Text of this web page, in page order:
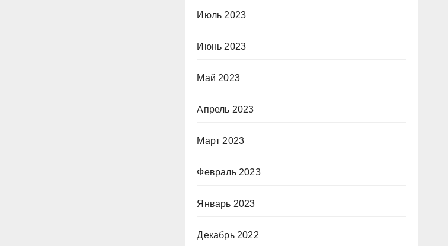
Июль 2023
Июнь 2023
Май 2023
Апрель 2023
Март 2023
Февраль 2023
Январь 2023
Декабрь 2022